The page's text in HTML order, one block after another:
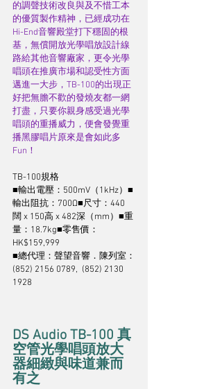
的調聲技術改良與及不惜工本
的優質製作精神，已經成功在
Hi-End音響殿堂打下穩固的根
基，無償開放光學唱放設計線
路給其他音響廠家，更令光學
唱頭在推廣市場和認受性方面
邁進一大步，TB-100的出現正
好把無膽不歡的發燒友都一網
打盡，只要你親身感受過光學
唱頭的重播威力，便會發覺重
播黑膠唱片原來是會如此多
Fun！
TB-100規格
■輸出電壓：500mV（1kHz）■
輸出阻抗：700Ω■尺寸：440
闊 x 150高 x 482深（mm）■重
量：18.7kg■零售價：
HK$159,999
■總代理：聲望音響．陳列室：
(852) 2156 0789,  (852) 2130
1928
DS Audio TB-100 真
空管光學唱頭放大
器細緻與味道兼而
有之